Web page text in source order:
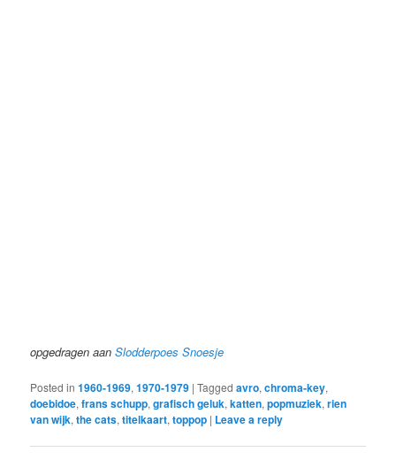
opgedragen aanSlodderpoes Snoesje
Posted in 1960-1969,1970-1979 |Tagged avro,chroma-key,
doebidoe,frans schupp,grafisch geluk,katten,popmuziek,rien
van wijk,the cats,titelkaart,toppop | Leave a reply